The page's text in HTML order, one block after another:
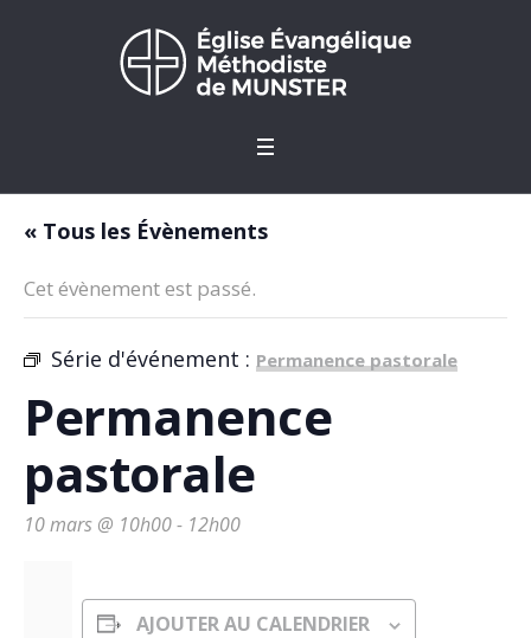
« Tous les Évènements
Cet évènement est passé.
Série d'événement : Permanence pastorale
Permanence
pastorale
10 mars @ 10h00- 12h00
AJOUTER AU CALENDRIER